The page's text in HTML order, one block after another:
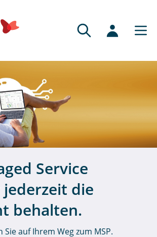
Service
die
behalten.
auf Ihrem Weg zum MSP.